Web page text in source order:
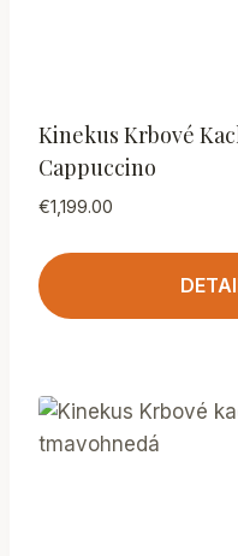
Kinekus Krbové
Cappuccino
€1,199.00